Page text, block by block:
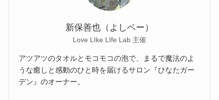
新保善也（よしベー）
Love LIke LIfe Lab 主催
アツアツのタオルとモコモコの泡で、まるで魔法のよ
うな癒しと感動のひと時を届けるサロン『ひなたガー
デン』のオーナー。